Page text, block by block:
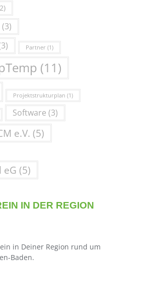
(3)
Partner (1)
(11)
Projektstrukturplan (1)
Software (3)
e.V. (5)
eG (5)
IN DER REGION
in Deiner Region rund um
Baden.